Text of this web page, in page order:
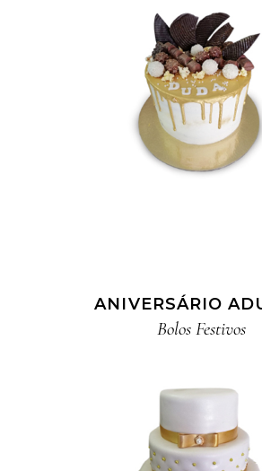
ANIVERSÁRIO
Bolos Festivos